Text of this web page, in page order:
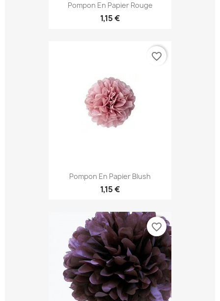
Pompon En Papier Rouge
1,15 €
Pompon En Papier Blush
1,15 €
favorite_border
favorite_border